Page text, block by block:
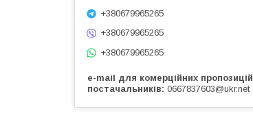
+380679965265
+380679965265
+380679965265
e-mail для комерційних пропозицій
постачальників 0667837603@ukr.net